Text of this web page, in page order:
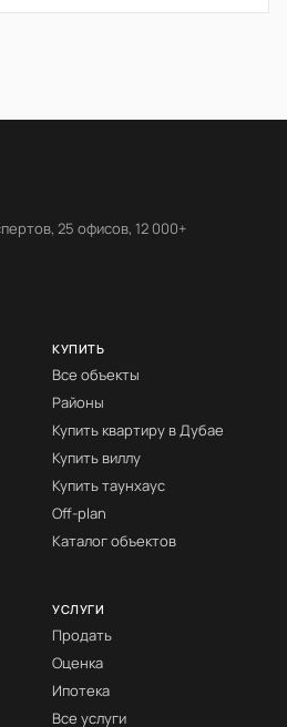
25 офисов, 12 000+
КУПИТЬ
Все объекты
Районы
Купить квартиру в Дубае
Купить виллу
Купить таунхаус
Off-plan
Каталог объектов
УСЛУГИ
Продать
Оценка
Ипотека
Все услуги